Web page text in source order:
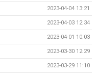
2023-04-04 13:21
2023-04-03 12:34
2023-04-01 10:03
2023-03-30 12:29
2023-03-29 11:10